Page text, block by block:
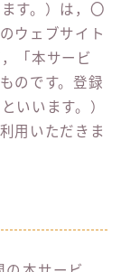
す。）は，〇
ウェブサイト
「本サービ
のです。登録
いいます。）
用いただきま